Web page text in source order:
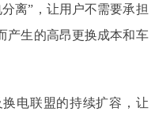
离”，让用户不需要承担
产生的高昂更换成本和车
电联盟的持续扩容，让